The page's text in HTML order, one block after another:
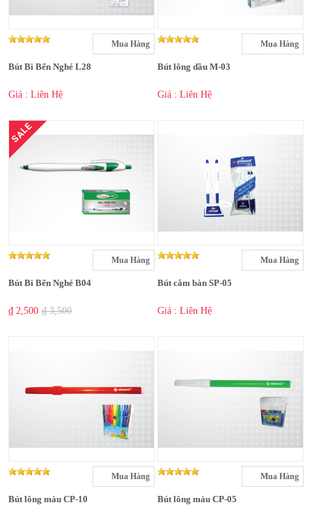
Mua Hàng
Bút Bi Bến Nghé L28
Giá : Liên Hệ
Mua Hàng
Bút lông dầu M-03
Giá : Liên Hệ
SALE
Mua Hàng
Bút Bi Bến Nghé B04
₫ 2,500 ₫ 3,500
Mua Hàng
Bút cắm bàn SP-05
Giá : Liên Hệ
Mua Hàng
Bút lông màu CP-10
Mua Hàng
Bút lông màu CP-05